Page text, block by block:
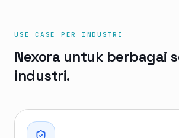
USE CASE PER INDUSTRI
Nexora untuk berbagai
industri.